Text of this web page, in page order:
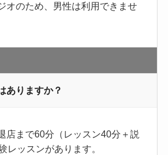
オのため、男性は利用できませ
ありますか？
店まで60分（レッスン40分＋説
レッスンがあります。